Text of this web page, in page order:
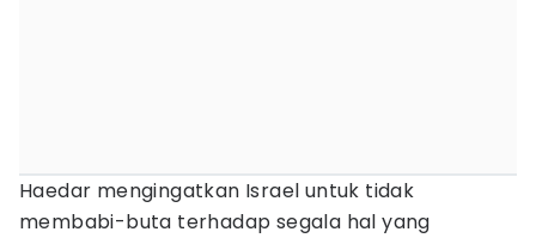
Haedar mengingatkan Israel untuk tidak
membabi-buta terhadap segala hal yang